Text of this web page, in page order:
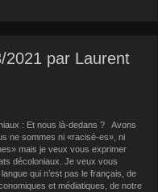
2021 par Laurent
: Et nous là-dedans ? Avons
ne sommes ni «racisé-es», ni
mais je veux vous exprimer
décoloniaux. Je veux vous
qui n’est pas le français, de
et médiatiques, de notre